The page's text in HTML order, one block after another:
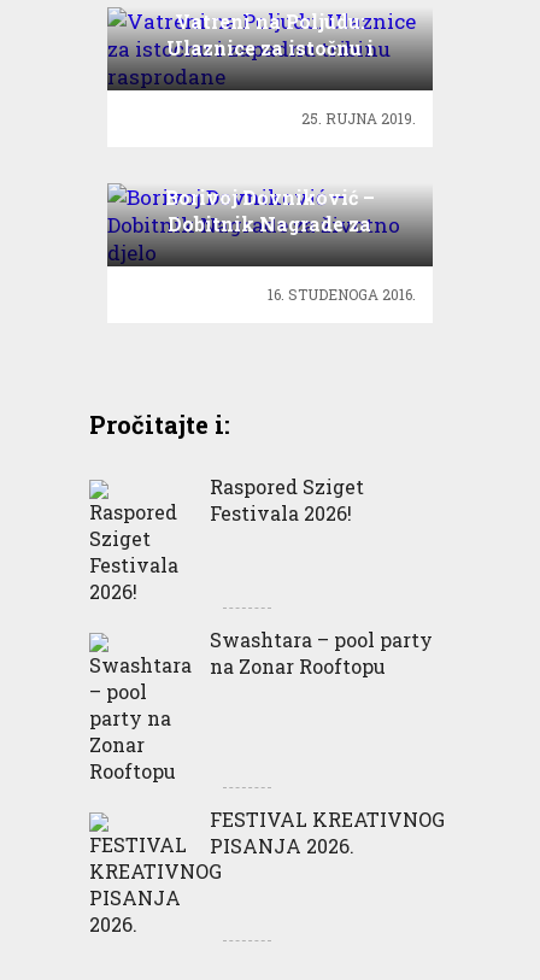
Vatreni na Poljudu:
Ulaznice za istočnu i
zapadnu tribinu rasprodane
25. RUJNA 2019.
Borivoj Dovniković –
Dobitnik Nagrade za
životno djelo
16. STUDENOGA 2016.
Pročitajte i:
Raspored Sziget
Festivala 2026!
Swashtara – pool party
na Zonar Rooftopu
FESTIVAL KREATIVNOG
PISANJA 2026.